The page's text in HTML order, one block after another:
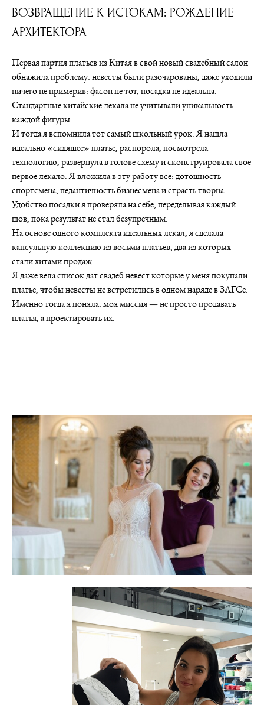
ВОЗВРАЩЕНИЕ К ИСТОКАМ: РОЖДЕНИЕ
АРХИТЕКТОРА
Первая партия платьев из Китая в свой новый свадебный салон
обнажила проблему: невесты были разочарованы, даже уходили
ничего не примерив: фасон не тот, посадка не идеальна.
Стандартные китайские лекала не учитывали уникальность
каждой фигуры.
И тогда я вспомнила тот самый школьный урок. Я нашла
идеально «сидящее» платье, распорола, посмотрела
технологию, развернула в голове схему и сконструировала своё
первое лекало. Я вложила в эту работу всё: дотошность
спортсмена, педантичность бизнесмена и страсть творца.
Удобство посадки я проверяла на себе, переделывая каждый
шов, пока результат не стал безупречным.
На основе одного комплекта идеальных лекал, я сделала
капсульную коллекцию из восьми платьев, два из которых
стали хитами продаж.
Я даже вела список дат свадеб невест которые у меня покупали
платье, чтобы невесты не встретились в одном наряде в ЗАГСе.
Именно тогда я поняла: моя миссия — не просто продавать
платья, а проектировать их.